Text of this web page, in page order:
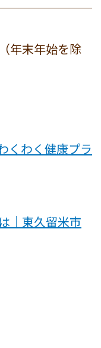
年末年始を除
くわく健康プラ
｜東久留米市